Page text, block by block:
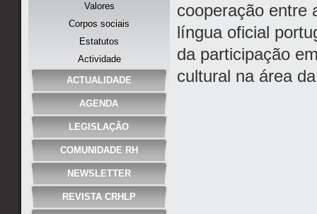
Valores
Corpos sociais
Estatutos
Actividade
ACTUALIDADE
AGENDA
LEGISLAÇÃO
COMUNIDADE RH
NEWSLETTER
REVISTA CRHLP
cooperação entre
língua oficial
da participação
cultural na área